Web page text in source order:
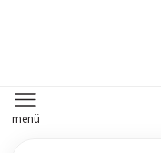
menü